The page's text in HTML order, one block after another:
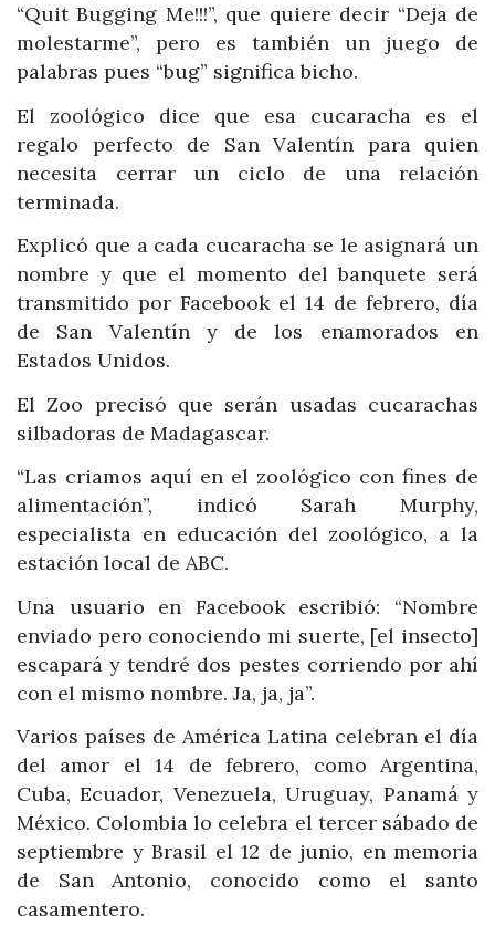
“Quit Bugging Me!!!”, que quiere decir “Deja de
molestarme”, pero es también un juego de
palabras pues “bug” significa bicho.
El zoológico dice que esa cucaracha es el
regalo perfecto de San Valentín para quien
necesita cerrar un ciclo de una relación
terminada.
Explicó que a cada cucaracha se le asignará un
nombre y que el momento del banquete será
transmitido por Facebook el 14 de febrero, día
de San Valentín y de los enamorados en
Estados Unidos.
El Zoo precisó que serán usadas cucarachas
silbadoras de Madagascar.
“Las criamos aquí en el zoológico con fines de
alimentación”, indicó Sarah Murphy,
especialista en educación del zoológico, a la
estación local de ABC.
Una usuario en Facebook escribió: “Nombre
enviado pero conociendo mi suerte, [el insecto]
escapará y tendré dos pestes corriendo por ahí
con el mismo nombre. Ja, ja, ja”.
Varios países de América Latina celebran el día
del amor el 14 de febrero, como Argentina,
Cuba, Ecuador, Venezuela, Uruguay, Panamá y
México. Colombia lo celebra el tercer sábado de
septiembre y Brasil el 12 de junio, en memoria
de San Antonio, conocido como el santo
casamentero.